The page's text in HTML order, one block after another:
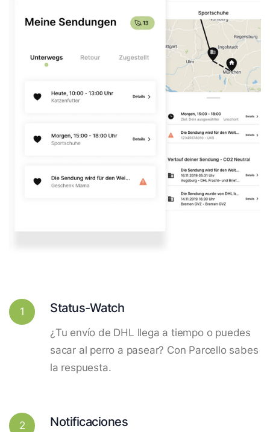
1 Status-Watch
¿Tu envío de DHL llega a tiempo o puedes
sacar al perro a pasear? Con Parcello sabes
la respuesta.
2 Notificaciones